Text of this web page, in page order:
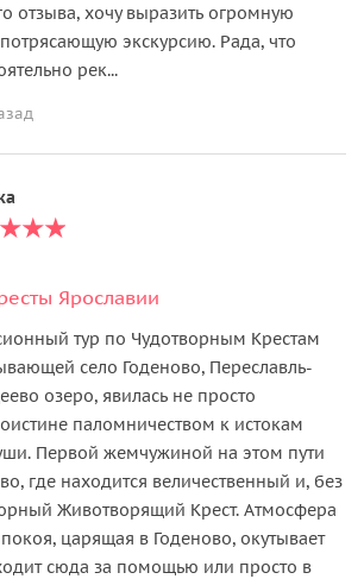
отзыва, хочу выразить огромную
экскурсию. Рада, что
рек...
Ярославии
тур по Чудотворным Крестам
село Годеново, Переславль-
озеро, явилась не просто
паломничеством к истокам
Первой жемчужиной на этом пути
где находится величественный и, без
Животворящий Крест. Атмосфера
царящая в Годеново, окутывает
сюда за помощью или просто в